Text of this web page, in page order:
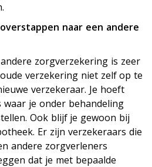
naar een andere
zorgverzekering is zeer
verzekering niet zelf op te
verzekeraar. Je hoeft
je onder behandeling
Ook blijf je gewoon bij
Er zijn verzekeraars die
andere zorgverleners
dat je met bepaalde